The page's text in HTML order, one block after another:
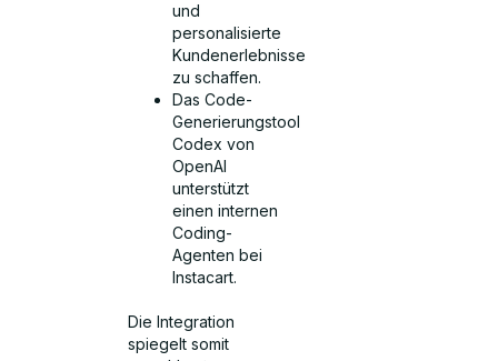
und
personalisierte
Kundenerlebnisse
zu schaffen.
Das Code-
Generierungstool
Codex von
OpenAI
unterstützt
einen internen
Coding-
Agenten bei
Instacart.
Die Integration
spiegelt somit